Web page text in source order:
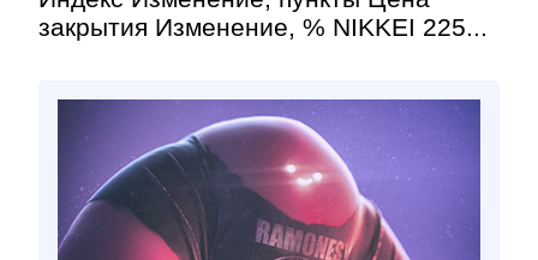
закрытия Изменение, % NIKKEI 225...